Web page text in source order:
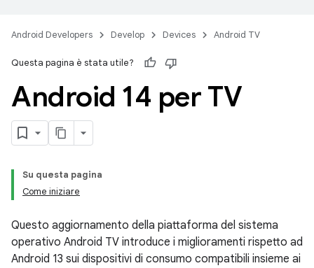
Android Developers Develop Devices Android TV
Questa pagina è stata utile?
Android 14 per TV
Su questa pagina
Come iniziare
Questo aggiornamento della piattaforma del sistema
operativo Android TV introduce i miglioramenti rispetto ad
Android 13 sui dispositivi di consumo compatibili insieme ai